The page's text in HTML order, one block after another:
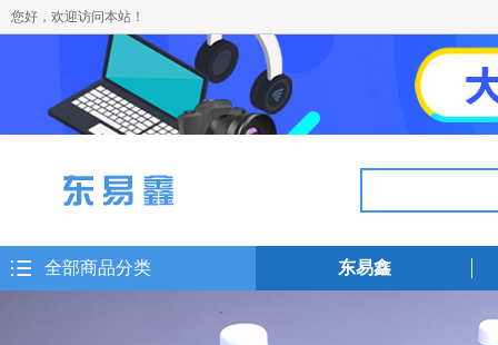
您好，欢迎访问本站！
全部商品分类 东易鑫